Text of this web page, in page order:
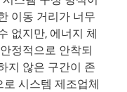
이동 거리가 너무
없지만, 에너지 체
정적으로 안착되
지 않은 구간이 존
시스템 제조업체